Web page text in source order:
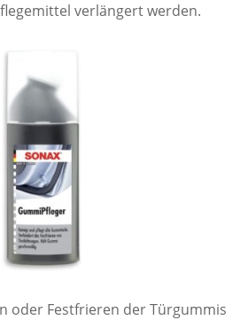
verlängert werden.
oder Festfrieren der Türgummis